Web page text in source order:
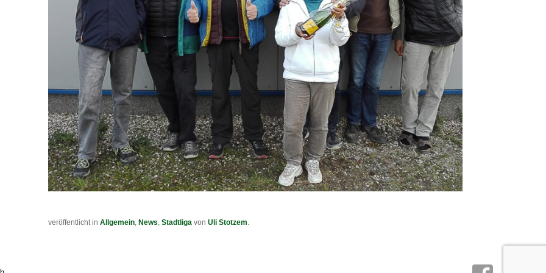
veröffentlicht in Allgemein News Stadtliga von Uli Stotzem